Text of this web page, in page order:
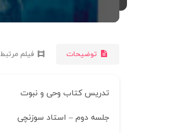
توضیحات فیلم مرتبط
تدریس کتاب وحی و نبوت
جلسه دوم – استاد سوزنچی